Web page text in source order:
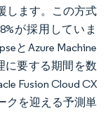
します。この方式
が採用していま
とAzure Machine
に要する期間を数
Fusion Cloud CX
クを迎える予測単